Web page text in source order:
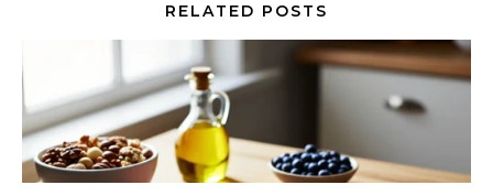
RELATED POSTS